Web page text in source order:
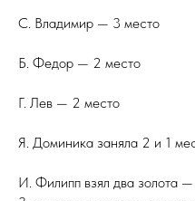
С. Владимир — 3 место
Б. Федор — 2 место
Г. Лев — 2 место
Я. Доминика заняла 2 и 1
И. Филипп взял два золота